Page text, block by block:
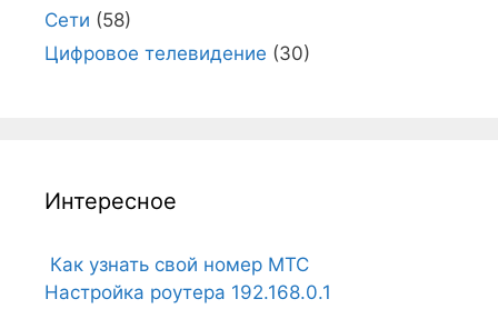
Сети (58)
Цифровое телевидение (30)
Интересное
Как узнать свой номер МТС
Настройка роутера 192.168.0.1